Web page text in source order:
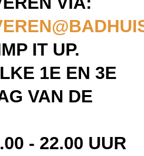
IT UP.
1E EN 3E
VAN DE
- 22.00 UUR